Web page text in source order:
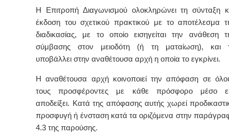
Η Επιτροπή Διαγωνισμού ολοκληρώνει τη σύνταξη
έκδοση του σχετικού πρακτικού με το αποτέλεσμα
διαδικασίας, με το οποίο εισηγείται την ανάθεση
σύμβασης στον μειοδότη (ή τη ματαίωση), και
υποβάλλει στην αναθέτουσα αρχή η οποία το εγκρίνει.
Η αναθέτουσα αρχή κοινοποιεί την απόφαση σε
τους προσφέροντες με κάθε πρόσφορο μέσο
αποδείξει. Κατά της απόφασης αυτής χωρεί
προσφυγή ή ένσταση κατά τα οριζόμενα στην
4.3 της παρούσης.